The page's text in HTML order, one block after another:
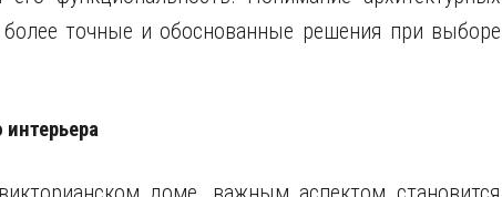
точные и обоснованные решения при выборе